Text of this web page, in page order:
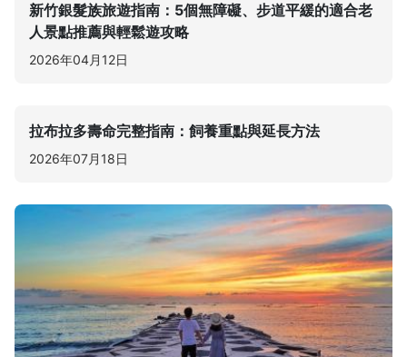
新竹銀髮族旅遊指南：5個無障礙、步道平緩的適合老
人景點推薦與輕鬆遊攻略
2026年04月12日
拉布拉多壽命完整指南：飼養重點與延長方法
2026年07月18日